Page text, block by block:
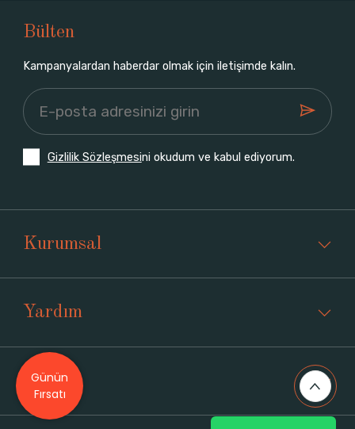
Bülten
Kampanyalardan haberdar olmak için iletişimde kalın.
Gizlilik Sözleşmesini okudum ve kabul ediyorum.
Kurumsal
Yardım
Üyelik
Günün
Fırsatı